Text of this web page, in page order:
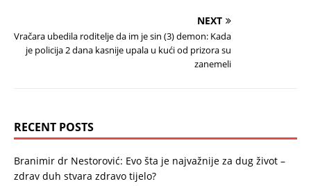
NEXT
Vračara ubedila roditelje da im je sin (3) demon: Kada
je policija 2 dana kasnije upala u kući od prizora su
zanemeli
RECENT POSTS
Branimir dr Nestorović: Evo šta je najvažnije za dug život –
zdrav duh stvara zdravo tijelo?